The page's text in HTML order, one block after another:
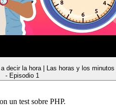
decir la hora | Las horas y los
- Episodio 1
un test sobre PHP.